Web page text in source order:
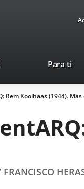
Para ti
Rem Koolhaas (1944).